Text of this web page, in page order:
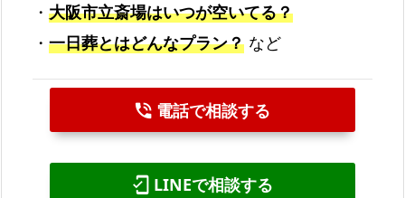
・ 大阪市立斎場はいつが空いてる？
・ 一日葬とはどんなプラン？など
phone_in_talk電話で相談する
mobile_friendly LINEで相談する